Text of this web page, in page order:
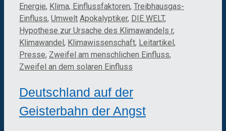
Kategorien
Energie, Klima, Einflussfaktoren, Treibhausgas-
Einfluss, Umwelt Schlagwörter
Apokalyptiker, DIE WELT,
Hypothese zur Ursache des Klimawandels r,
Klimawandel, Klimawissenschaft, Leitartikel,
Presse, Zweifel am menschlichen Einfluss,
Zweifel an dem solaren Einfluss
Deutschland auf der
Geisterbahn der Angst